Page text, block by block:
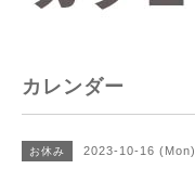
カレンダー
お休み 2023-10-16 (Mon)